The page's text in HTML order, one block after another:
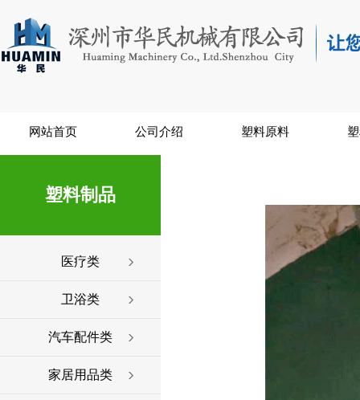
网站首页 公司介绍 塑料原料
塑料制品
医疗类
卫浴类
汽车配件类
家居用品类